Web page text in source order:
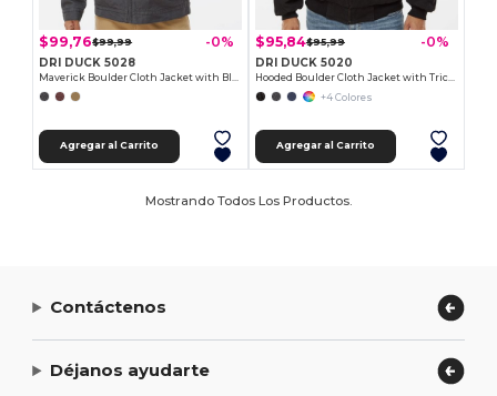
$99,76$99,99 -0%
DRI DUCK 5028
Agregar al Carrito
$95,84$95,99 -0%
DRI DUCK 5020
+4 Colores
Agregar al Carrito
Mostrando Todos Los Productos.
Contáctenos
Déjanos ayudarte